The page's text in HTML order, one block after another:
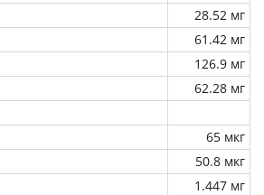
28.52 мг
61.42 мг
126.9 мг
62.28 мг
65 мкг
50.8 мкг
1.447 мг